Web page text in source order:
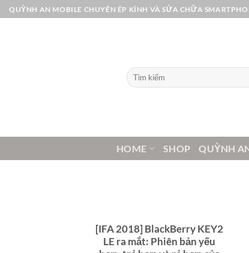
Bỏ
qua
QUỲNH AN MOBILE CHUYÊN ÉP KÍNH VÀ SỬA CHỮA
Tìm
kiếm:
HOME SHOP QUỲNH
[IFA 2018] BlackBerry KEY2
LE ra mắt: Phiên bản yếu